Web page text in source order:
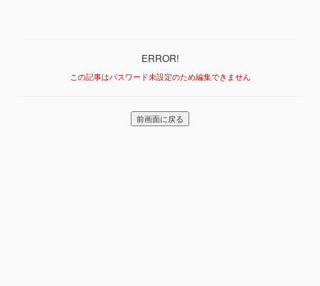
ERROR!
この記事はパスワード未設定のため編集できません